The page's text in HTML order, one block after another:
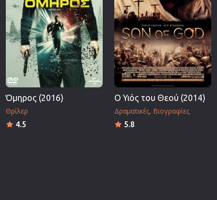
Όμηρος (2016)
Θρίλερ
4.5
Ο Υιός του Θεού (2014)
Δραματικές Βιογραφίες
5.8